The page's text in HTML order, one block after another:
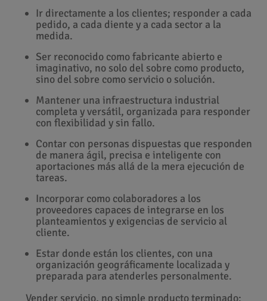
Ir directamente a los clientes; responder a cada
pedido, a cada diente y a cada sector a la
medida.
Ser reconocido como fabricante abierto e
imaginativo, no solo del sobre como producto,
sino del sobre como servicio o solución.
Mantener una infraestructura industrial
completa y versátil, organizada para responder
con flexibilidad y sin fallo.
Contar con personas dispuestas que responden
de manera ágil, precisa e inteligente con
aportaciones más allá de la mera ejecución de
tareas.
Incorporar como colaboradores a los
proveedores capaces de integrarse en los
planteamientos y exigencias de servicio al
cliente.
Estar donde están los clientes, con una
organización geográficamente localizada y
preparada para atenderles personalmente.
Vender servicio, no simple producto terminado;